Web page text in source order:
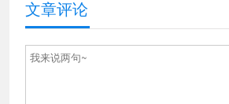
文章评论